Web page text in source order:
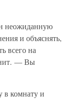
неожиданную
и объяснять,
всего на
— Вы
в комнату и